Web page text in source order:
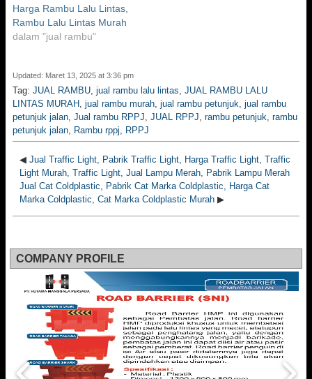
Harga Rambu Lalu Lintas,
Rambu Lalu Lintas Murah
dalam "jual rambu"
Updated: Maret 13, 2025 at 3:36 pm
Tag: JUAL RAMBU, jual rambu lalu lintas, JUAL RAMBU LALU
LINTAS MURAH, jual rambu murah, jual rambu petunjuk, jual rambu
petunjuk jalan, Jual rambu RPPJ, JUAL RPPJ, rambu petunjuk, rambu
petunjuk jalan, Rambu rppj, RPPJ
◀ Jual Traffic Light, Pabrik Traffic Light, Harga Traffic Light, Traffic
Light Murah, Traffic Light, Jual Lampu Merah, Pabrik Lampu Merah
Jual Cat Coldplastic, Pabrik Cat Marka Coldplastic, Harga Cat
Marka Coldplastic, Cat Marka Coldplastic Murah ▶
COMPANY PROFILE